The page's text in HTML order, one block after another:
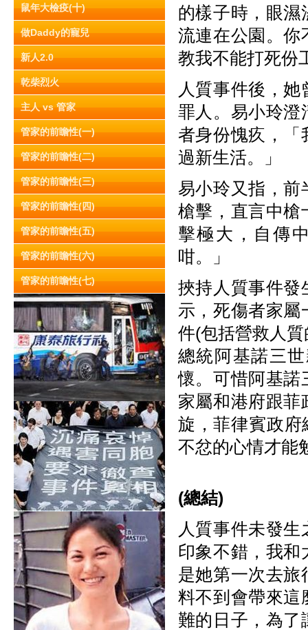
鼠年大檢疫(十)
做Daddy的寵兒
新人2.0
乾柴烈火
主人 vs 管家
管家的前瞻性(一)
管家的前瞻性(二)
管家的前瞻性(三)
管家的前瞻性(四)
管家的前瞻性(五)
管家的前瞻性(六)
管家的前瞻性(七)
的樣子時，眼濕
流連在公園。
教我不能打死份
人質事件後，
罪人。易小玲澄
者身份愧疚，「
過新生活。」
易小玲又指，前
槍擊，直言中槍
擊極大，自傳
咁。」
挾持人質事件發
示，死傷者家屬
件(包括營救人
總統阿基諾三
懷。可惜阿基諾
家屬和港府跟菲
旋，菲律賓政
不忿的心情才能
(總結)
人質事件未發
印象不錯，我和
是她第一次去旅
料不到會帶來這
難的日子，為了